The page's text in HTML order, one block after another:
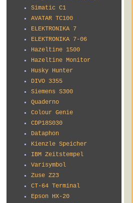
Simatic C1
AVATAR TC100
ELEKTRONIKA 7
ELEKTRONIKA 7-06
Hazeltine 1500
Hazeltine Monitor
Husky Hunter
DIVO 3355
Siemens S300
Quaderno
Colour Genie
CDP18S030
Dataphon
Kienzle Speicher
IBM Zeitstempel
Varisymbol
Zuse Z23
CT-64 Terminal
Epson HX-20